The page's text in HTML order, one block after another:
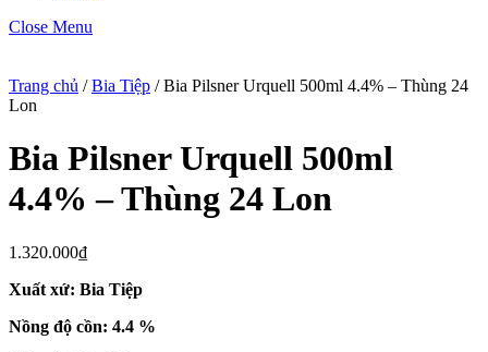
Close Menu
Trang chủ /Bia Tiệp / Bia Pilsner Urquell 500ml 4.4% – Thùng 24
Lon
Bia Pilsner Urquell 500ml
4.4% – Thùng 24 Lon
1.320.000₫
Xuất xứ: Bia Tiệp
Nồng độ cồn: 4.4 %